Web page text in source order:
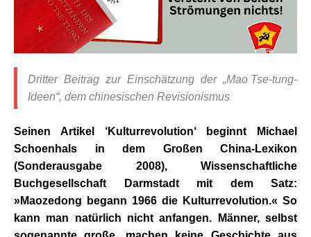
Dritter Beitrag zur Einschätzung der „Mao Tse-tung-
Ideen“, dem chinesischen Revisionismus
Seinen Artikel ‘Kulturrevolution‘ beginnt Michael
Schoenhals in dem Großen China-Lexikon
(Sonderausgabe 2008), Wissenschaftliche
Buchgesellschaft Darmstadt mit dem Satz:
»Maozedong begann 1966 die Kulturrevolution.« So
kann man natürlich nicht anfangen. Männer, selbst